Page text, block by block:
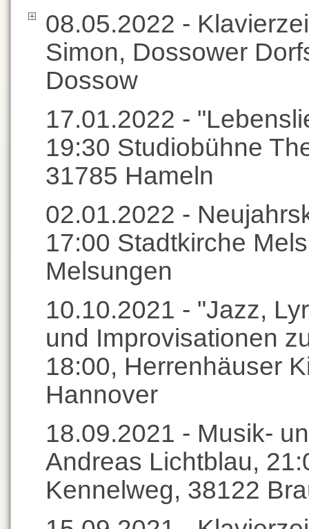
08.05.2022 -
Simon, Dossower
Dossow
17.01.2022 -
19:30 Studiobühne
31785 Hameln
02.01.2022 -
17:00 Stadtkirche
Melsungen
10.10.2021 - "Jazz,
und Improvisationen
18:00, Herrenhäuser
Hannover
18.09.2021 - Musik-
Andreas Lichtblau,
Kennelweg, 38122